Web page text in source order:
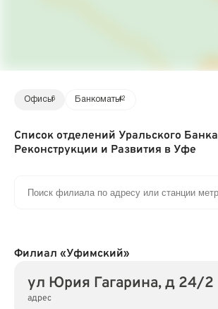
Офисы6 Банкоматы42
Список отделений Уральского Банка
Реконструкции и Развития в Уфе
Филиал «Уфимский»
ул Юрия Гагарина, д 24/2
адрес